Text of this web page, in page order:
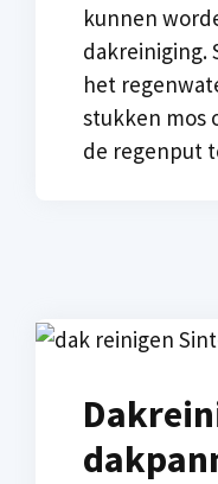
kunnen
dakreiniging.
het
stukken mos
de regenput